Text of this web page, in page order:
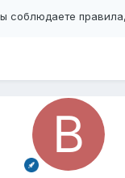
соблюдаете правила,